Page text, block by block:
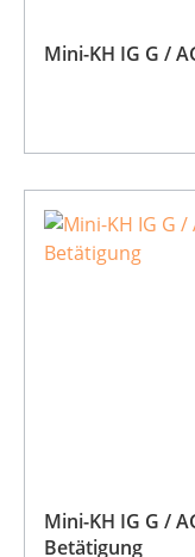
Mini-KH IG G /
Mini-KH IG G /
Betätigung